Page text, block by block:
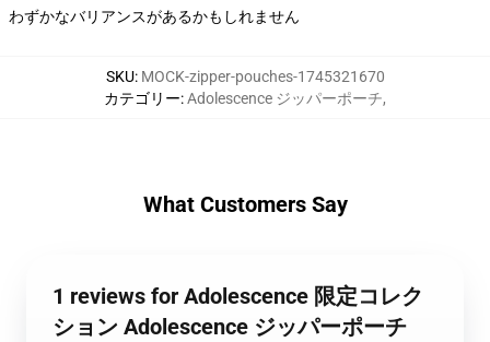
わずかなバリアンスがあるかもしれません
SKU: MOCK-zipper-pouches-1745321670
カテゴリー:Adolescence ジッパーポーチ,
What Customers Say
1 reviews for Adolescence 限定コレク
ション Adolescence ジッパーポーチ